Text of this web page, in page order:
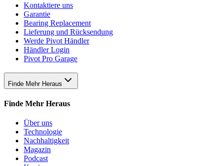
Kontaktiere uns
Garantie
Bearing Replacement
Lieferung und Rücksendung
Werde Pivot Händler
Händler Login
Pivot Pro Garage
Finde Mehr Heraus
Finde Mehr Heraus
Über uns
Technologie
Nachhaltigkeit
Magazin
Podcast